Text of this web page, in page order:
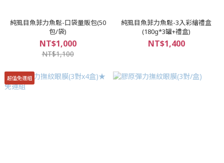
純虱目魚菲力魚鬆-口袋量販包(50
包/袋)
NT$1,000
NT$1,100
純虱目魚菲力魚鬆-3入彩繪禮盒
(180g*3罐+禮盒)
NT$1,400
超值免運組